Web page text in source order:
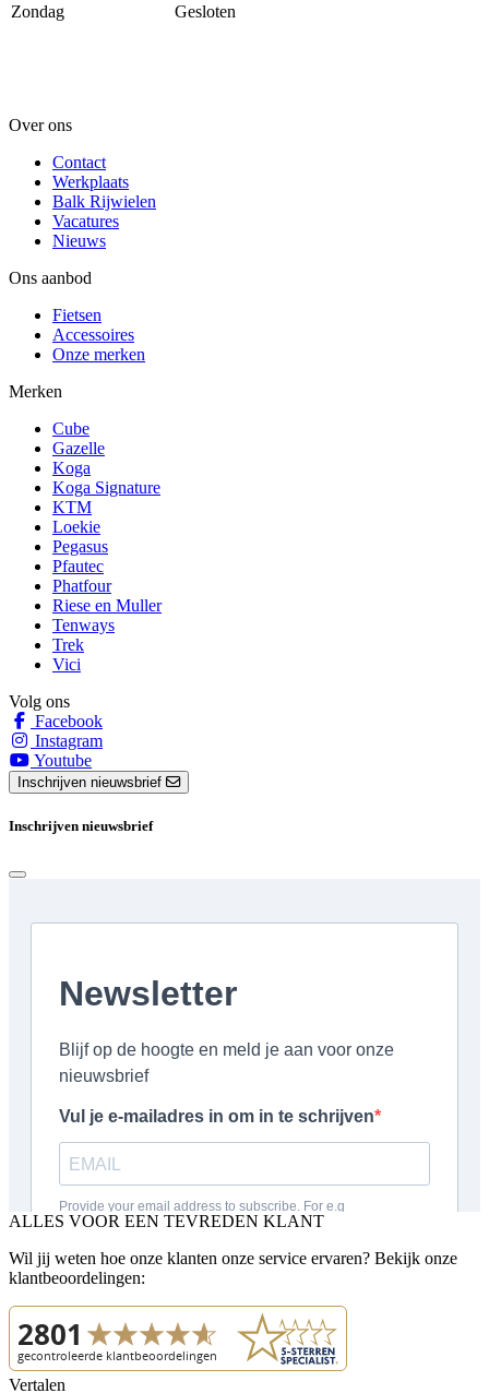
Zondag
Gesloten
Over ons
Contact
Werkplaats
Balk Rijwielen
Vacatures
Nieuws
Ons aanbod
Fietsen
Accessoires
Onze merken
Merken
Cube
Gazelle
Koga
Koga Signature
KTM
Loekie
Pegasus
Pfautec
Phatfour
Riese en Muller
Tenways
Trek
Vici
Volg ons
Facebook
Instagram
Youtube
Inschrijven nieuwsbrief
Inschrijven nieuwsbrief
ALLES VOOR EEN TEVREDEN KLANT
Wil jij weten hoe onze klanten onze service ervaren? Bekijk onze
klantbeoordelingen:
Vertalen